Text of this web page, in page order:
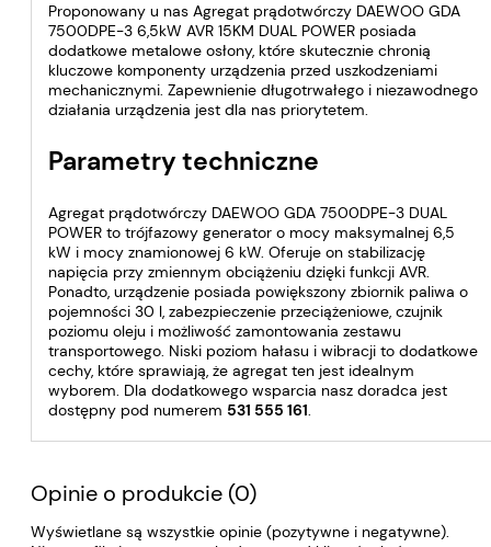
Proponowany u nas Agregat prądotwórczy DAEWOO GDA
7500DPE-3 6,5kW AVR 15KM DUAL POWER posiada
dodatkowe metalowe osłony, które skutecznie chronią
kluczowe komponenty urządzenia przed uszkodzeniami
mechanicznymi. Zapewnienie długotrwałego i niezawodnego
działania urządzenia jest dla nas priorytetem.
Parametry techniczne
Agregat prądotwórczy DAEWOO GDA 7500DPE-3 DUAL
POWER to trójfazowy generator o mocy maksymalnej 6,5
kW i mocy znamionowej 6 kW. Oferuje on stabilizację
napięcia przy zmiennym obciążeniu dzięki funkcji AVR.
Ponadto, urządzenie posiada powiększony zbiornik paliwa o
pojemności 30 l, zabezpieczenie przeciążeniowe, czujnik
poziomu oleju i możliwość zamontowania zestawu
transportowego. Niski poziom hałasu i wibracji to dodatkowe
cechy, które sprawiają, że agregat ten jest idealnym
wyborem. Dla dodatkowego wsparcia nasz doradca jest
dostępny pod numerem 531 555 161.
Opinie o produkcie (0)
Wyświetlane są wszystkie opinie (pozytywne i negatywne).